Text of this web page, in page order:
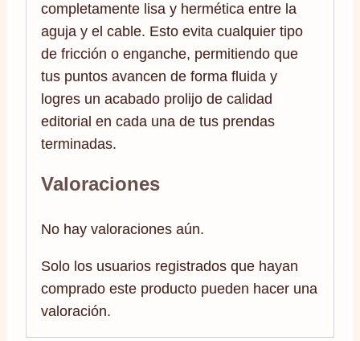
completamente lisa y hermética entre la
aguja y el cable. Esto evita cualquier tipo
de fricción o enganche, permitiendo que
tus puntos avancen de forma fluida y
logres un acabado prolijo de calidad
editorial en cada una de tus prendas
terminadas.
Valoraciones
No hay valoraciones aún.
Solo los usuarios registrados que hayan
comprado este producto pueden hacer una
valoración.